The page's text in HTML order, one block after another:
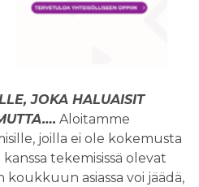
JOKA HALUAISIT
Aloitamme
joilla ei ole kokemusta
tekemisissä olevat
asiassa voi jäädä,